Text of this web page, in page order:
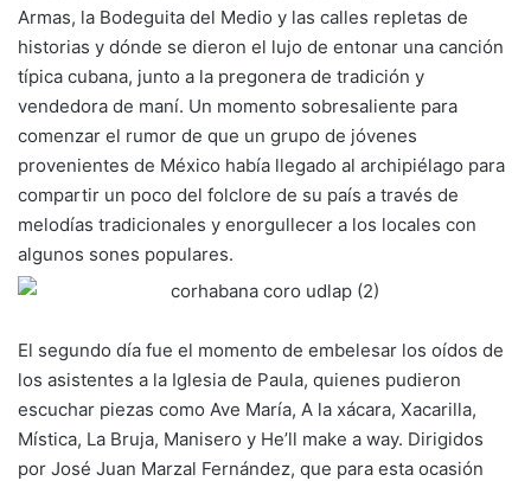
Armas, la Bodeguita del Medio y las calles repletas de
historias y dónde se dieron el lujo de entonar una canción
típica cubana, junto a la pregonera de tradición y
vendedora de maní. Un momento sobresaliente para
comenzar el rumor de que un grupo de jóvenes
provenientes de México había llegado al archipiélago para
compartir un poco del folclore de su país a través de
melodías tradicionales y enorgullecer a los locales con
algunos sones populares.
El segundo día fue el momento de embelesar los oídos de
los asistentes a la Iglesia de Paula, quienes pudieron
escuchar piezas como Ave María, A la xácara, Xacarilla,
Mística, La Bruja, Manisero y He’ll make a way. Dirigidos
por José Juan Marzal Fernández, que para esta ocasión